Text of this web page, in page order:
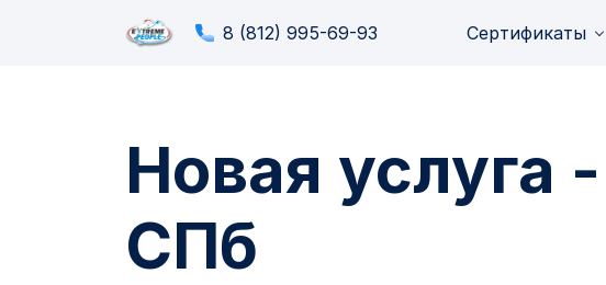
8 (812) 995-69-93 Сертификаты
Новая услуга
СПб